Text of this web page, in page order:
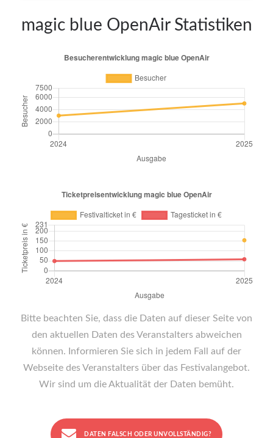
magic blue OpenAir Statistiken
Bitte beachten Sie, dass die Daten auf dieser Seite von
den aktuellen Daten des Veranstalters abweichen
können. Informieren Sie sich in jedem Fall auf der
Webseite des Veranstalters über das Festivalangebot.
Wir sind um die Aktualität der Daten bemüht.
DATEN FALSCH ODER UNVOLLSTÄNDIG?